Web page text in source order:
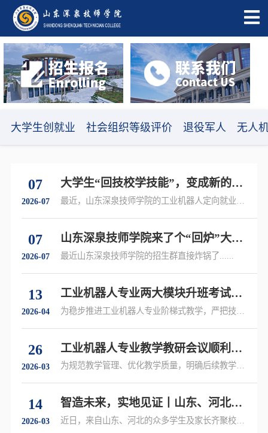
大学生创就业 社会组织等级评价 退役军人 无人
07
2026-07
大学生“回技校学技能”，变成新的就
业突围路线
最近，山东深泉技师学院的工业机器人定向就业实
07
2026-07
山东深泉技师学院来了个“回炉”大学
生
最近山东深泉技师学院的招生群直接炸锅了......
13
2026-04
工业机器人专业两大模块升班考试筹
备会圆满召开！
为稳步推进工业机器人专业阶梯式教学，严把技能
26
2026-03
工业机器人专业教学教研会议顺利召
开
为规范教学管理、优化教学质量，明确后续教学方
14
2026-03
智造未来，实地见证丨山东、河北学
子与家长走进我校工业机器人专业
近日，来自山东、河北的众多学生及家长齐聚校